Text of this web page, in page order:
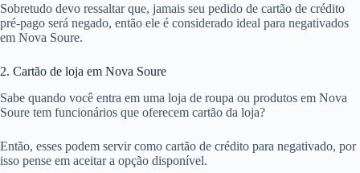
Sobretudo devo ressaltar que, jamais seu pedido de cartão de crédito
pré-pago será negado, então ele é considerado ideal para negativados
em Nova Soure.
2. Cartão de loja em Nova Soure
Sabe quando você entra em uma loja de roupa ou produtos em Nova
Soure tem funcionários que oferecem cartão da loja?
Então, esses podem servir como cartão de crédito para negativado, por
isso pense em aceitar a opção disponível.